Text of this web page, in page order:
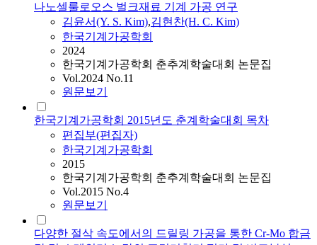
나노셀룰로오스 벌크재료 기계 가공 연구
김윤서(Y. S. Kim),김현찬(H. C. Kim)
한국기계가공학회
2024
한국기계가공학회 춘추계학술대회 논문집
Vol.2024 No.11
원문보기
한국기계가공학회 2015년도 춘계학술대회 목차
편집부(편집자)
한국기계가공학회
2015
한국기계가공학회 춘추계학술대회 논문집
Vol.2015 No.4
원문보기
다양한 절삭 속도에서의 드릴링 가공을 통한 Cr-Mo 합금